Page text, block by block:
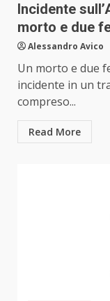
Incidente
morto e due
Alessandro Avico
Un morto e due
incidente in un
compreso...
Read More